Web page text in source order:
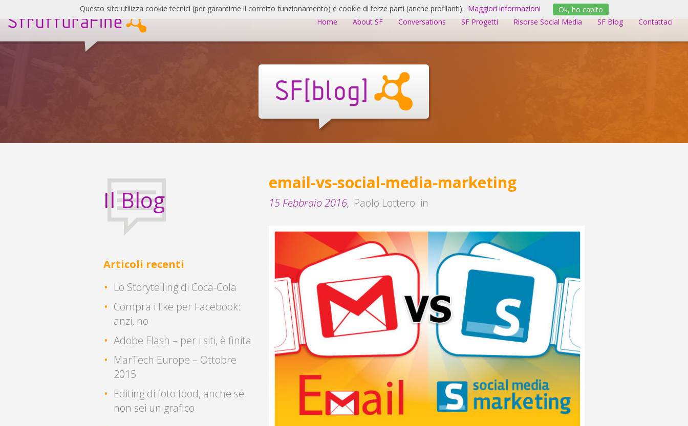
contenuto
Home About SF Conversations SF Progetti Risorse Social Media SF Blog Contattaci
Blog
email-vs-social-media-marketing
15 Febbraio 2016, Paolo Lottero in
Il Blog
Articoli recenti
Lo Storytelling di Coca-Cola
Compra i like per Facebook:
anzi, no
Adobe Flash – per i siti, è finita
MarTech Europe – Ottobre
2015
Editing di foto food, anche se
non sei un grafico
Questo sito utilizza cookie tecnici (per garantirne il corretto funzionamento) e cookie di terze parti (anche profilanti). Maggiori informazioni Ok, ho capito